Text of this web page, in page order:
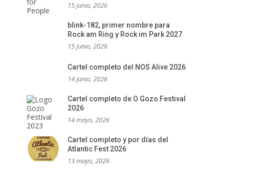
15 junio, 2026
blink-182, primer nombre para
Rock am Ring y Rock im Park 2027
15 junio, 2026
Cartel completo del NOS Alive 2026
14 junio, 2026
Cartel completo de O Gozo Festival
2026
14 mayo, 2026
Cartel completo y por días del
Atlantic Fest 2026
13 mayo, 2026